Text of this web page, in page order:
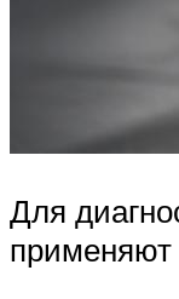
Для
применяют